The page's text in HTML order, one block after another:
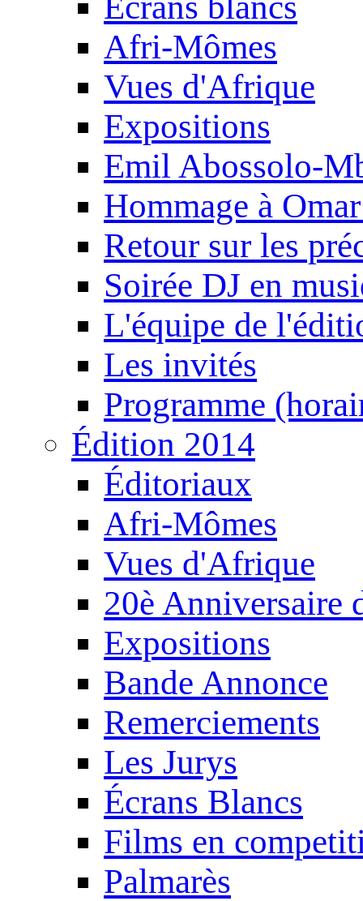
Afri-Mômes
Vues d'Afrique
Expositions
Emil Abossolo-
Hommage à
Retour sur les
Soirée DJ en
L'équipe de
Les invités
Programme
Édition 2014
Éditoriaux
Afri-Mômes
Vues d'Afrique
20è Anniversaire
Expositions
Bande Annonce
Remerciements
Les Jurys
Écrans Blancs
Films en
Palmarès